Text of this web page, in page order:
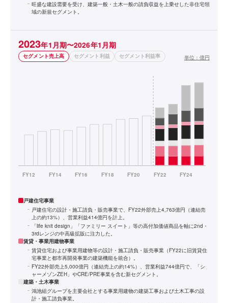
旺盛な建設需要を受け、建築一般・土木一般の請負収益を上乗せした非住宅領
域の新規セグメント。
2023年1月期〜2026年1月期
セグメント売上高 セグメント利益 セグメント利益率 単位： 億円
戸建住宅事業
戸建住宅の設計・施工請負・販売事業で、FY22外部売上4,763億円（連結売
上の約13%）、営業利益414億円を計上。
「life knit design」「ファミリー スイート」等の高付加価値商品を軸に2nd・
3rdレンジの中高級拡販に注力した。
賃貸・事業用建物事業
賃貸住宅および事業用建物等の設計・施工請負・販売事業（FY22に旧賃貸住
宅事業と都市再開発事業の建築機能を統合）。
FY22外部売上5,000億円（連結売上の約14%）、営業利益744億円で、「シ
ャーメゾンZEH」やCRE/PRE事業を含む新セグメント。
建築・土木事業
鴻池組グループを主要会社とする事業用建物の建築工事および土木工事の設
計・施工請負事業。